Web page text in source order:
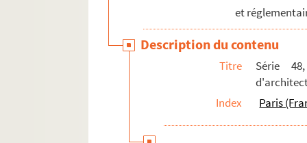
4-MS-4509. Antoine Jean-Baptiste
4-MS-4288. Edme Verniquet, son
8-MS-4659. Eugène Viollet-le-Duc. 5
2-MS-NA-182. Recueil de pièces
et
Description du contenu
Titre
Série
Index
Paris